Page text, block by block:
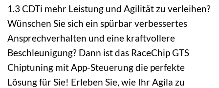
1.3 CDTi mehr Leistung und Agilität zu verleihen?
Wünschen Sie sich ein spürbar verbessertes
Ansprechverhalten und eine kraftvollere
Beschleunigung? Dann ist das RaceChip GTS
Chiptuning mit App-Steuerung die perfekte
Lösung für Sie! Erleben Sie, wie Ihr Agila zu